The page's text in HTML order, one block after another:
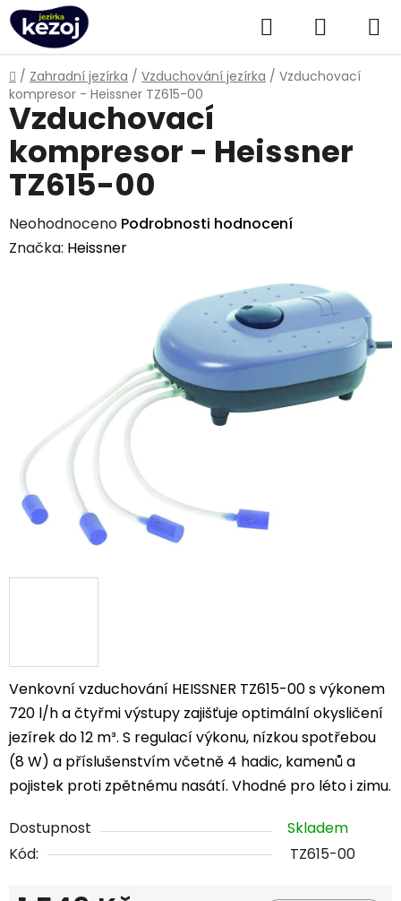
Přejít
na
obsah
Hledat
KOŠÍK
Domů
/ Zahradní jezírka / Vzduchování jezírka / Vzduchovací
kompresor - Heissner TZ615-00
Venkovní vzduchování HEISSNER TZ615-00 s výkonem
720 l/h a čtyřmi výstupy zajišťuje optimální okysličení
jezírek do 12 m³. S regulací výkonu, nízkou spotřebou
(8 W) a příslušenstvím včetně 4 hadic, kamenů a
pojistek proti zpětnému nasátí. Vhodné pro léto i zimu.
Dostupnost
Skladem
Kód:
TZ615-00
Vzduchovací
kompresor - Heissner
TZ615-00
Průměrné
hodnocení
Neohodnoceno Podrobnosti hodnocení
Značka: Heissner